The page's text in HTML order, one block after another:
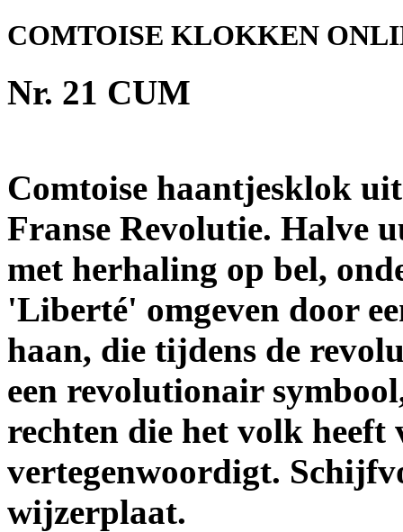
COMTOISE KLOKKEN
Nr. 21 CUM
Comtoise haantjesklok
Franse Revolutie. Halve
met herhaling op bel,
'Liberté' omgeven door
haan, die tijdens de
een revolutionair
rechten die het volk
vertegenwoordigt.
wijzerplaat.